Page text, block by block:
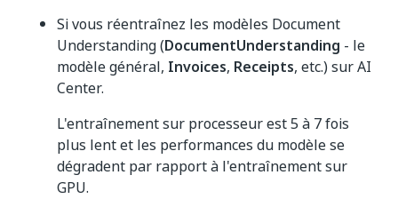
Si vous réentraînez les modèles Document
Understanding (DocumentUnderstanding - le
modèle général, Invoices, Receipts, etc.) sur AI
Center.
L'entraînement sur processeur est 5 à 7 fois
plus lent et les performances du modèle se
dégradent par rapport à l'entraînement sur
GPU.